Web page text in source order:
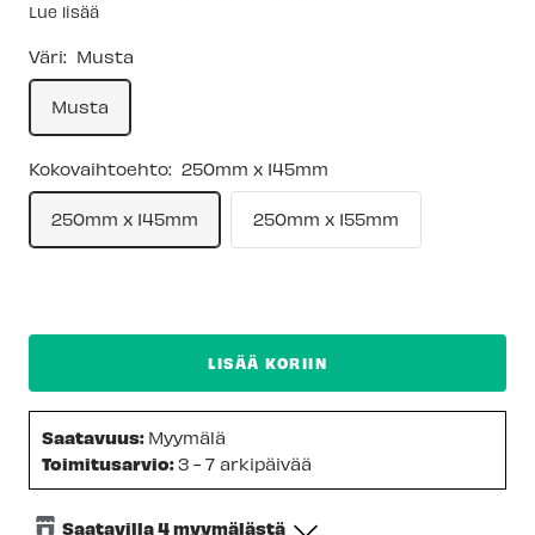
Lue lisää
Väri: Musta
Musta
Kokovaihtoehto: 250mm x 145mm
250mm x 145mm 250mm x 155mm
LISÄÄ KORIIN
Saatavuus: Myymälä
Toimitusarvio:3 - 7 arkipäivää
Saatavilla 4 myymälästä